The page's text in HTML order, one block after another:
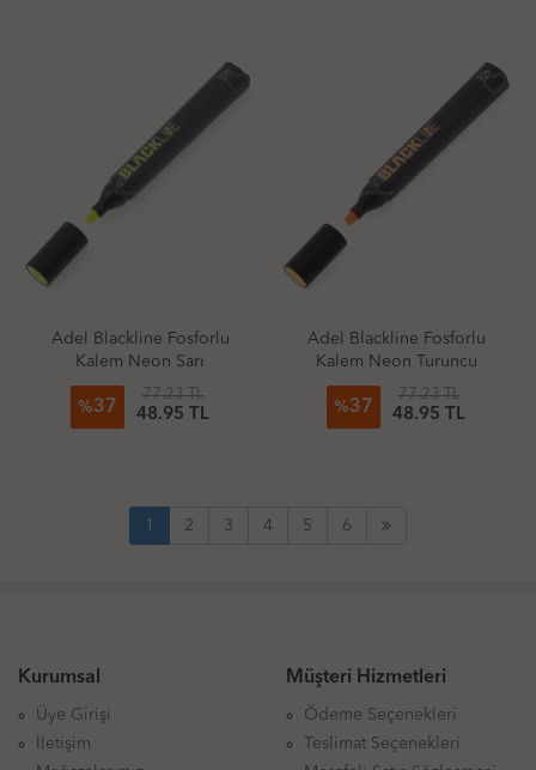
favorite_border
Adel Blackline Fosforlu
Kalem Neon Sarı
%37
77.23 TL
48.95 TL
favorite_border
Adel Blackline Fosforlu
Kalem Neon Turuncu
%37
77.23 TL
48.95 TL
1 2 3 4 5 6
Kurumsal
Üye Girişi
İletişim
Müşteri Hizmetleri
Ödeme Seçenekleri
Teslimat Seçenekleri